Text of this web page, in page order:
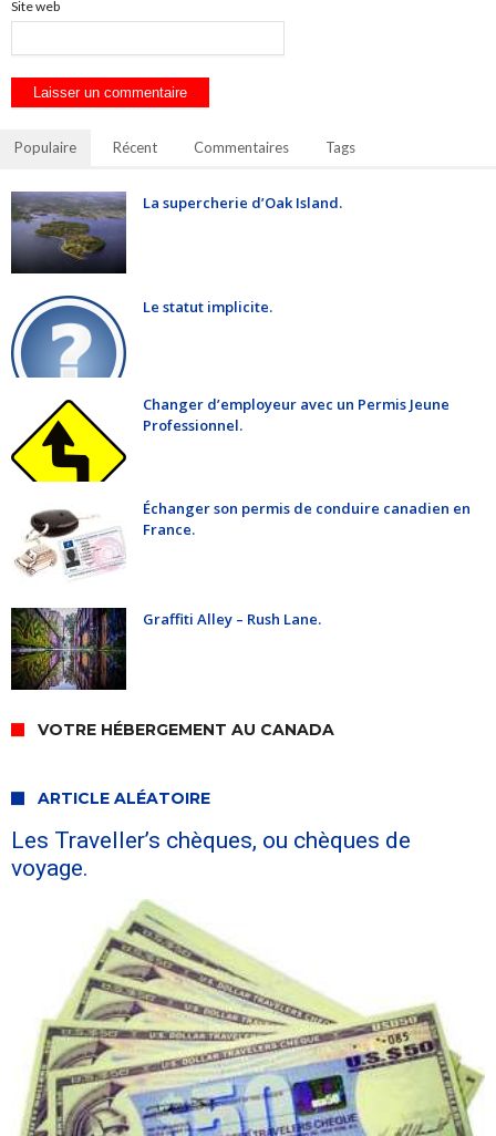
Site web
Populaire Récent Commentaires Tags
La supercherie d’Oak Island.
Le statut implicite.
Changer d’employeur avec un Permis Jeune
Professionnel.
Échanger son permis de conduire canadien en
France.
Graffiti Alley – Rush Lane.
VOTRE HÉBERGEMENT AU CANADA
ARTICLE ALÉATOIRE
Les Traveller’s chèques, ou chèques de
voyage.